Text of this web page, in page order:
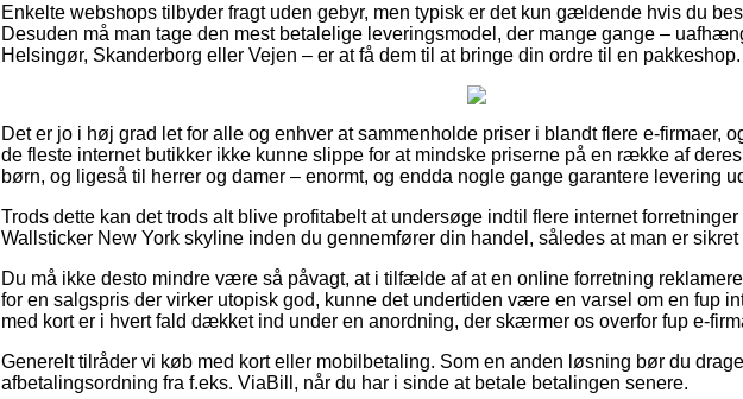
Enkelte webshops tilbyder fragt uden gebyr, men typisk er det kun gældende hvis du
Desuden må man tage den mest betalelige leveringsmodel, der mange gange –
Helsingør, Skanderborg eller Vejen – er at få dem til at bringe din ordre til en pakkeshop.
Det er jo i høj grad let for alle og enhver at sammenholde priser i blandt flere e-firmaer,
de fleste internet butikker ikke kunne slippe for at mindske priserne på en række af
børn, og ligeså til herrer og damer – enormt, og endda nogle gange garantere levering
Trods dette kan det trods alt blive profitabelt at undersøge indtil flere internet forretninger
Wallsticker New York skyline inden du gennemfører din handel, således at man er
Du må ikke desto mindre være så påvagt, at i tilfælde af at en online forretning
for en salgspris der virker utopisk god, kunne det undertiden være en varsel om en fup
med kort er i hvert fald dækket ind under en anordning, der skærmer os overfor fup e-
Generelt tilråder vi køb med kort eller mobilbetaling. Som en anden løsning bør du
afbetalingsordning fra f.eks. ViaBill, når du har i sinde at betale betalingen senere.